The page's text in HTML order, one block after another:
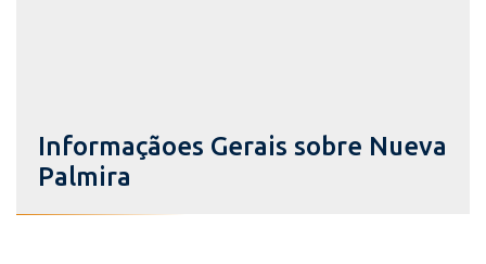
Informaçãoes Gerais sobre Nueva
Palmira